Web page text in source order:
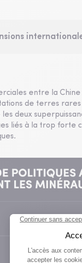
entre la
de terres
deux
liés à la trop forte